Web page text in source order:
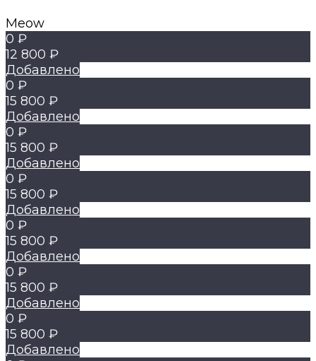
Meow
0 ₽
12 800 ₽
Добавлено
0 ₽
15 800 ₽
Добавлено
0 ₽
15 800 ₽
Добавлено
0 ₽
15 800 ₽
Добавлено
0 ₽
15 800 ₽
Добавлено
0 ₽
15 800 ₽
Добавлено
0 ₽
15 800 ₽
Добавлено